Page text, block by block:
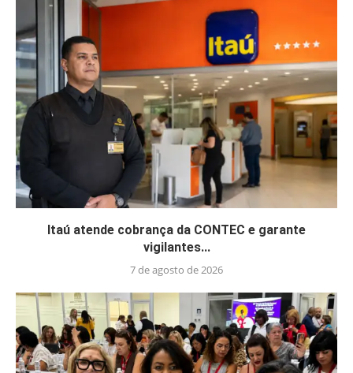
Itaú atende cobrança da CONTEC e garante
vigilantes...
7 de agosto de 2026